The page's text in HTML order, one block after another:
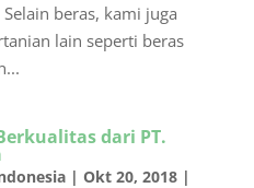
beras, kami juga
lain seperti beras
dari PT.
| Okt 20, 2018|